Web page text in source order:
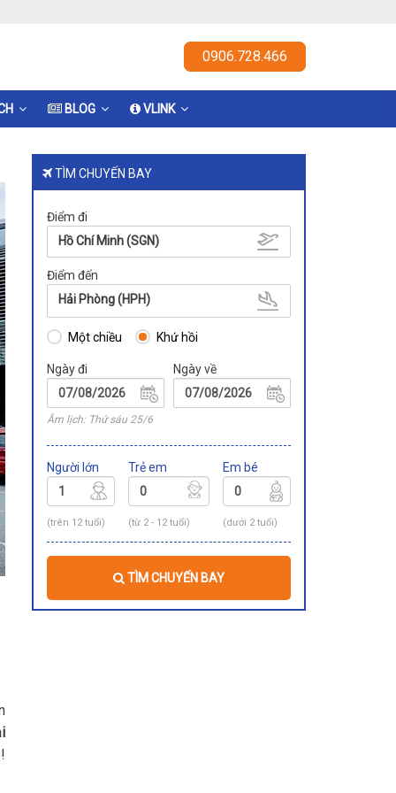
0906.728.466
BLOG VLINK
TÌM CHUYẾN BAY
Điểm đi
Hồ Chí Minh (SGN)
Điểm đến
Hải Phòng (HPH)
Một chiều Khứ hồi
Ngày đi
Âm lịch: Thứ sáu 25/6
Ngày về
Người lớn
(trên 12 tuổi)
Trẻ em
(từ 2 - 12 tuổi)
Em bé
(dưới 2 tuổi)
TÌM CHUYẾN BAY